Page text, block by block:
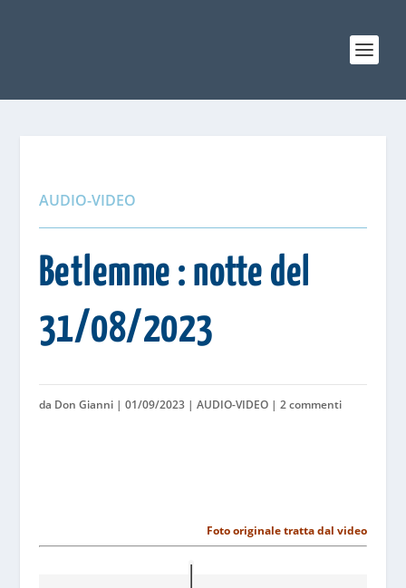
AUDIO-VIDEO
Betlemme : notte del
31/08/2023
da Don Gianni| 01/09/2023| AUDIO-VIDEO| 2 commenti
Foto originale tratta dal video